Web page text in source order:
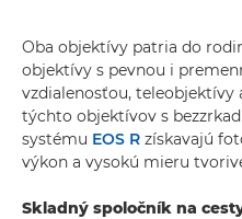
Oba objektívy patria do
objektívy s pevnou i
vzdialenosťou,
týchto objektívov s
systému EOS R získavajú
výkon a vysokú mieru
Skladný spoločník na